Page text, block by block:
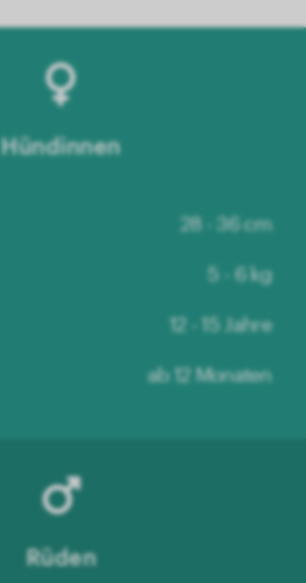
Hündinnen
28 - 36 cm
5 - 6 kg
12 - 15 Jahre
ab 12 Monaten
Rüden